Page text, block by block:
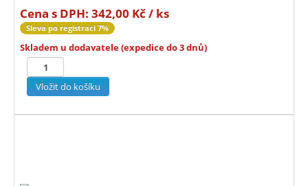
Cena s DPH: 342,00 Kč / ks
Sleva po registraci 7%
Skladem u dodavatele (expedice do 3 dnů)